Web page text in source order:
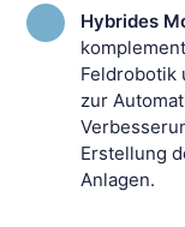
Hybrides
Feldrobotik
zur
Erstellung
Anlagen.